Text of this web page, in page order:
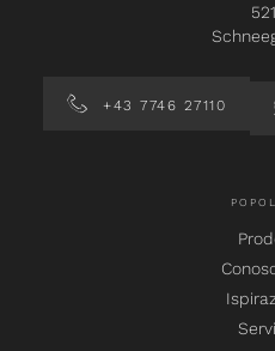
+43 7746 27110